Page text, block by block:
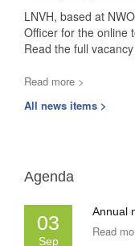
LNVH, based at
Officer for the online
Read the full
Read more >
All news items >
Agenda
03
Sep
Annual
Read